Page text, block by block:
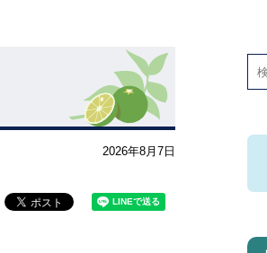
2026年8月7日